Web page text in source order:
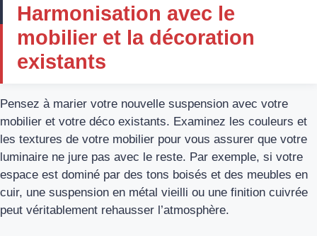
Harmonisation avec le
mobilier et la décoration
existants
Pensez à marier votre nouvelle suspension avec votre
mobilier et votre déco existants. Examinez les couleurs et
les textures de votre mobilier pour vous assurer que votre
luminaire ne jure pas avec le reste. Par exemple, si votre
espace est dominé par des tons boisés et des meubles en
cuir, une suspension en métal vieilli ou une finition cuivrée
peut véritablement rehausser l’atmosphère.